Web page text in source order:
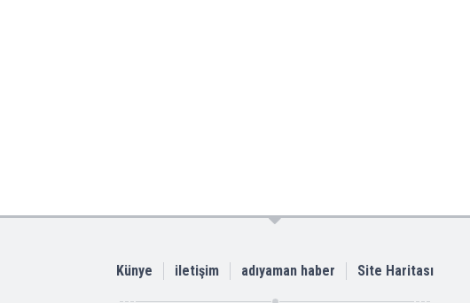
Künye iletişim adıyaman haber Site Haritası